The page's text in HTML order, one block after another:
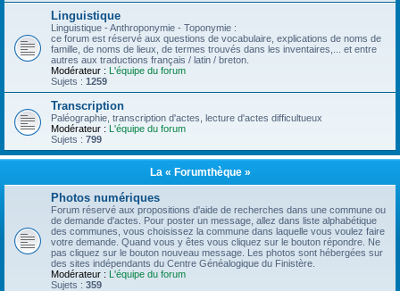
Linguistique
Linguistique - Anthroponymie - Toponymie :
ce forum est réservé aux questions de vocabulaire, explications de noms de
famille, de noms de lieux, de termes trouvés dans les inventaires,... et entre
autres aux traductions français / latin / breton.
Modérateur : L'équipe du forum
Sujets : 1259
Transcription
Paléographie, transcription d'actes, lecture d'actes difficultueux
Modérateur : L'équipe du forum
Sujets : 799
La « Forumthèque »
Photos numériques
Forum réservé aux propositions d'aide de recherches dans une commune ou
de demande d'actes. Pour poster un message, allez dans liste alphabétique
des communes, vous choisissez la commune dans laquelle vous voulez faire
votre demande. Quand vous y êtes vous cliquez sur le bouton répondre. Ne
pas cliquez sur le bouton nouveau message. Les photos sont hébergées sur
des sites indépendants du Centre Généalogique du Finistère.
Modérateur : L'équipe du forum
Sujets : 359